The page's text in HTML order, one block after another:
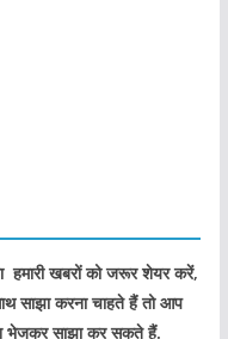
हमारी खबरों को जरूर शेयर करें,
साझा करना चाहते हैं तो आप
भेजकर साझा कर सकते हैं.